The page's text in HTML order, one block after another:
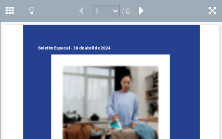
/ 8
Boletim Especial - 30 de abril de 2024